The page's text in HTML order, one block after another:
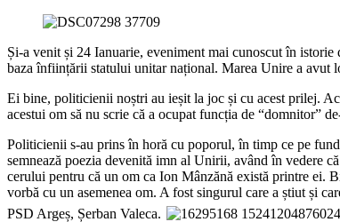
Și-a venit și 24 Ianuarie, eveniment mai cunoscut în
baza înființării statului unitar național. Marea Unire a avut
Ei bine, politicienii noștri au ieșit la joc și cu acest prilej.
acestui om să nu scrie că a ocupat funcția de “domnitor”
Politicienii s-au prins în horă cu poporul, în timp ce pe
semnează poezia devenită imn al Unirii, având în vedere
cerului pentru că un om ca Ion Mânzănă există printre ei.
vorbă cu un asemenea om. A fost singurul care a știut și
PSD Argeș, Șerban Valeca.